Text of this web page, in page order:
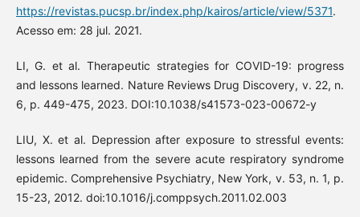
https://revistas.pucsp.br/index.php/kairos/article/view/5371.
Acesso em: 28 jul. 2021.
LI, G. et al. Therapeutic strategies for COVID-19: progress
and lessons learned. Nature Reviews Drug Discovery, v. 22, n.
6, p. 449-475, 2023. DOI:10.1038/s41573-023-00672-y
LIU, X. et al. Depression after exposure to stressful events:
lessons learned from the severe acute respiratory syndrome
epidemic. Comprehensive Psychiatry, New York, v. 53, n. 1, p.
15-23, 2012. doi:10.1016/j.comppsych.2011.02.003